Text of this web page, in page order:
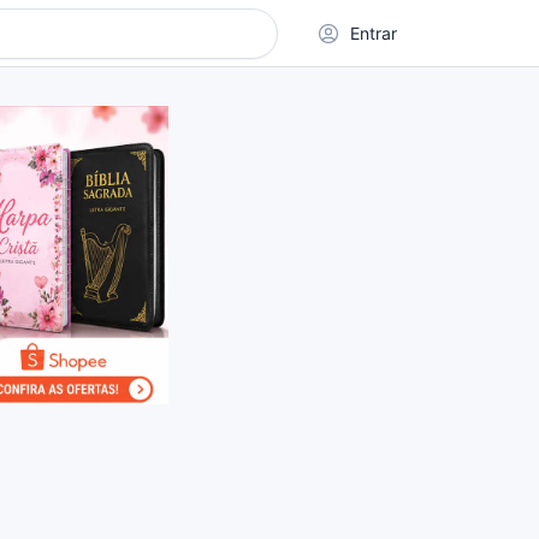
Entrar